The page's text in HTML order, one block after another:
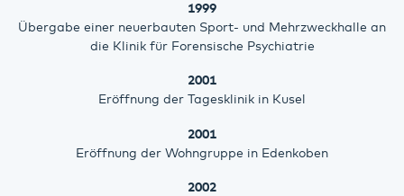
1999
Übergabe einer neuerbauten Sport- und Mehrzweckhalle an
die Klinik für Forensische Psychiatrie
2001
Eröffnung der Tagesklinik in Kusel
2001
Eröffnung der Wohngruppe in Edenkoben
2002